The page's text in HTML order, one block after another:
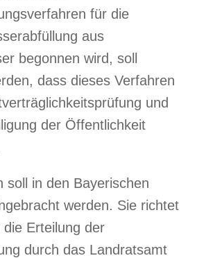
für die
aus
begonnen wird, soll
dass dieses Verfahren
und
der Öffentlichkeit
soll in den Bayerischen
werden. Sie richtet
Erteilung der
durch das Landratsamt